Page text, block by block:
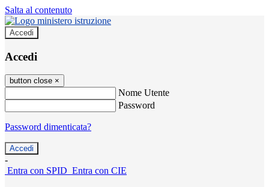
Salta al contenuto
Accedi
Accedi
button close ×
Nome Utente
Password
Password dimenticata?
-
Entra con SPID Entra con CIE